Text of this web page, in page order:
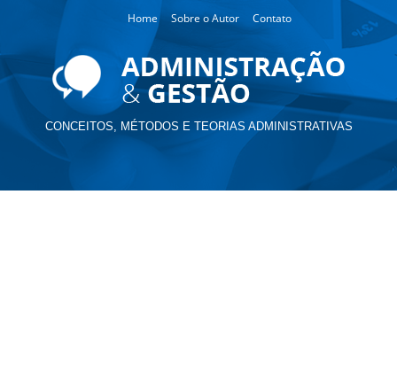
Home Sobre o Autor Contato
CONCEITOS, MÉTODOS E TEORIAS ADMINISTRATIVAS